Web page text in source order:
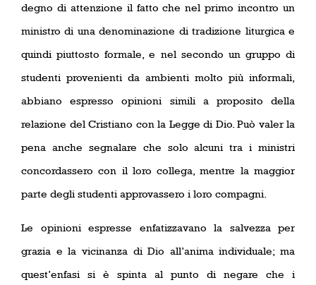
degno di attenzione il fatto che nel primo incontro un
ministro di una denominazione di tradizione liturgica e
quindi piuttosto formale, e nel secondo un gruppo di
studenti provenienti da ambienti molto più informali,
abbiano espresso opinioni simili a proposito della
relazione del Cristiano con la Legge di Dio. Può valer la
pena anche segnalare che solo alcuni tra i ministri
concordassero con il loro collega, mentre la maggior
parte degli studenti approvassero i loro compagni.
Le opinioni espresse enfatizzavano la salvezza per
grazia e la vicinanza di Dio all’anima individuale; ma
quest’enfasi si è spinta al punto di negare che i